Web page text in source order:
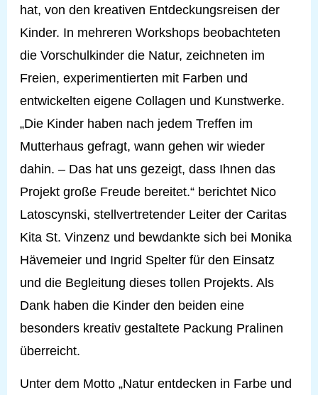
hat, von den kreativen Entdeckungsreisen der
Kinder. In mehreren Workshops beobachteten
die Vorschulkinder die Natur, zeichneten im
Freien, experimentierten mit Farben und
entwickelten eigene Collagen und Kunstwerke.
„Die Kinder haben nach jedem Treffen im
Mutterhaus gefragt, wann gehen wir wieder
dahin. – Das hat uns gezeigt, dass Ihnen das
Projekt große Freude bereitet.“ berichtet Nico
Latoscynski, stellvertretender Leiter der Caritas
Kita St. Vinzenz und bewdankte sich bei Monika
Hävemeier und Ingrid Spelter für den Einsatz
und die Begleitung dieses tollen Projekts. Als
Dank haben die Kinder den beiden eine
besonders kreativ gestaltete Packung Pralinen
überreicht.
Unter dem Motto „Natur entdecken in Farbe und